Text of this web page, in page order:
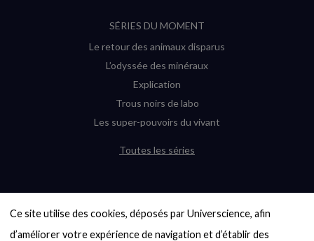
Ce site utilise des cookies, déposés par Universcience, afin
d’améliorer votre expérience de navigation et d’établir des
SÉRIES DU MOMENT
Le retour des animaux disparus
L’odyssée des minéraux
Explication
Trous noirs de labo
Les super-pouvoirs du vivant
Toutes les séries
6000 exoplanètes, et pas de « Terre »
en vue ?